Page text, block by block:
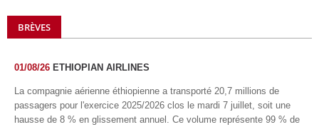
BRÈVES
01/08/26 ETHIOPIAN AIRLINES
La compagnie aérienne éthiopienne a transporté 20,7 millions de
passagers pour l'exercice 2025/2026 clos le mardi 7 juillet, soit une
hausse de 8 % en glissement annuel. Ce volume représente 99 % de